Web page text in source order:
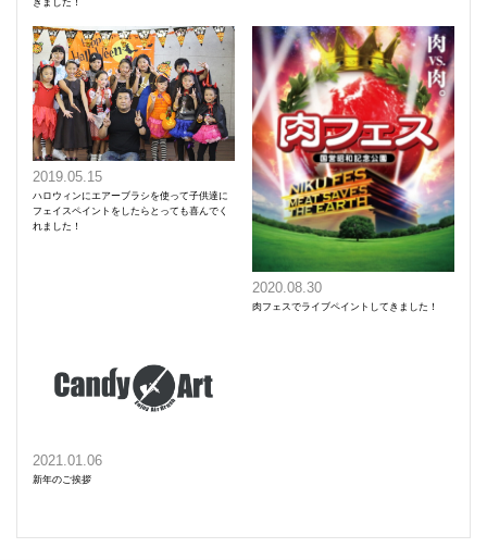
2019.05.15
ハロウィンにエアーブラシを使って子供達に
フェイスペイントをしたらとっても喜んでく
れました！
2020.08.30
肉フェスでライブペイントしてきました！
2021.01.06
新年のご挨拶